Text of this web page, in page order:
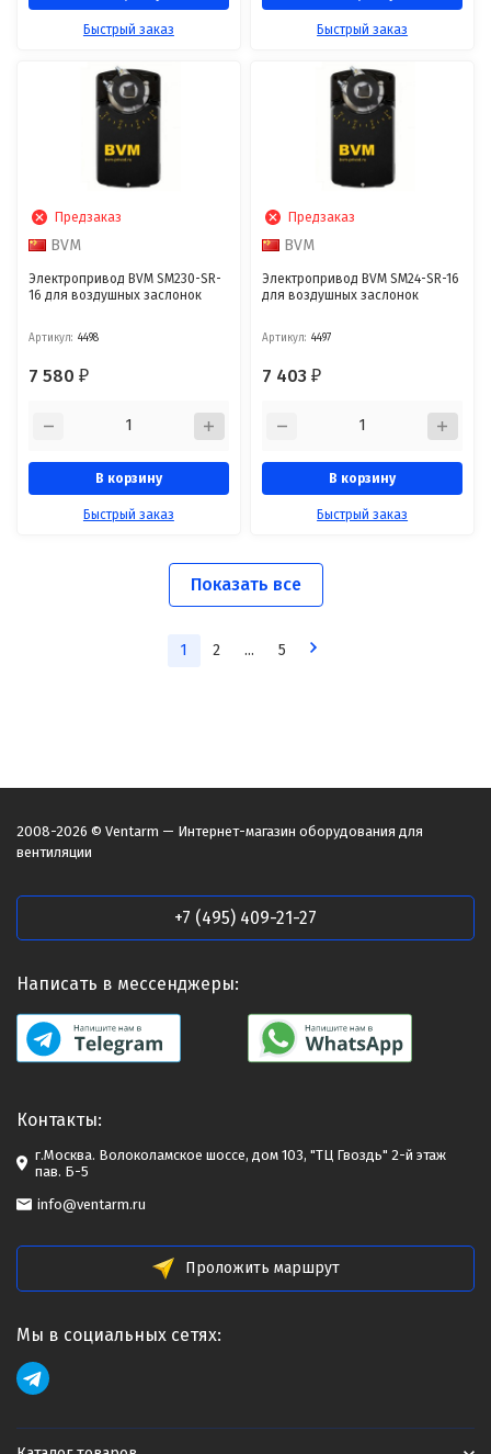
Быстрый заказ Быстрый заказ
Предзаказ
BVM
Электропривод BVM SM230-SR-
16 для воздушных заслонок
Артикул: 4498
7 580₽
В корзину
Быстрый заказ
Предзаказ
BVM
Электропривод BVM SM24-SR-16
для воздушных заслонок
Артикул: 4497
7 403₽
В корзину
Быстрый заказ
Показать все
1 2 ... 5
2008-2026 © Ventarm — Интернет-магазин оборудования для
вентиляции
+7 (495) 409-21-27
Написать в мессенджеры:
Контакты:
г.Москва. Волоколамское шоссе, дом 103, "ТЦ Гвоздь" 2-й этаж
пав. Б-5
info@ventarm.ru
Проложить маршрут
Мы в социальных сетях: